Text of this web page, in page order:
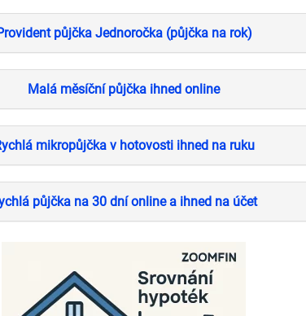
půjčka Jednoročka (půjčka na rok)
Malá měsíční půjčka ihned online
mikropůjčka v hotovosti ihned na ruku
půjčka na 30 dní online a ihned na účet